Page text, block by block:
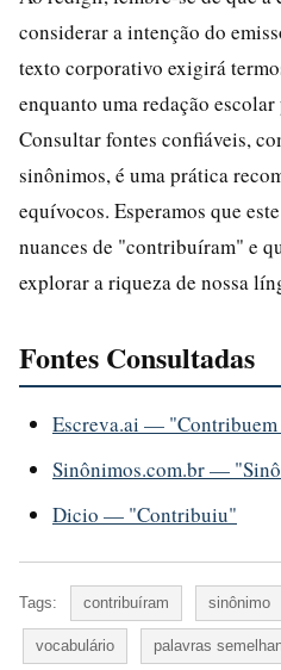
considerar a intenção do
texto corporativo exigirá
enquanto uma redação
Consultar fontes confiáveis,
sinônimos, é uma prática
equívocos. Esperamos que
nuances de "contribuíram" e
explorar a riqueza de nossa
Fontes Consultadas
Escreva.ai —
Sinônimos.com.br —
Dicio — "Contribuiu"
Tags: contribuíram sinônimo
vocabulário palavras